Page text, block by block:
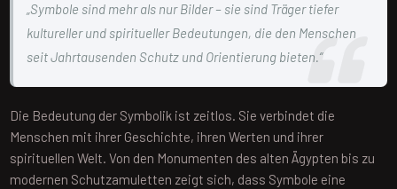
„Symbole sind mehr als nur Bilder – sie sind Träger tiefer
kultureller und spiritueller Bedeutungen, die den Menschen
seit Jahrtausenden Schutz und Orientierung bieten.“
Die Bedeutung der Symbolik ist zeitlos. Sie verbindet die
Menschen mit ihrer Geschichte, ihren Werten und ihrer
spirituellen Welt. Von den Monumenten des alten Ägypten bis zu
modernen Schutzamuletten zeigt sich, dass Symbole eine